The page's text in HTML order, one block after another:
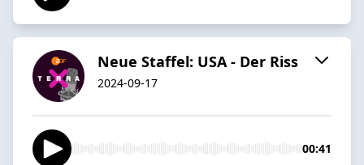
Neue Staffel: USA - Der Riss
2024-09-17
00:41